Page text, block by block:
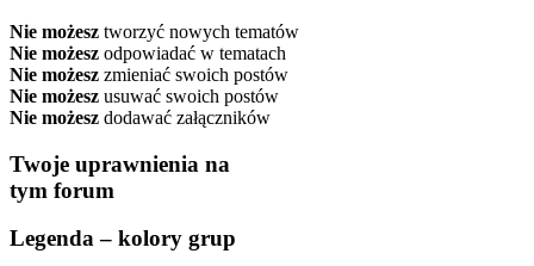
Nie możesz tworzyć nowych tematów
Nie możesz odpowiadać w tematach
Nie możesz zmieniać swoich postów
Nie możesz usuwać swoich postów
Nie możesz dodawać załączników
Twoje uprawnienia na
tym forum
Legenda – kolory grup